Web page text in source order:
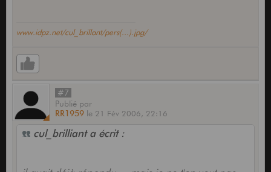
www.idpz.net/cul_brillant/pers(...).jpg/
#7
Publié par
RR1959 le 21 Fév 2006, 22:16
cul_brilliant a écrit :